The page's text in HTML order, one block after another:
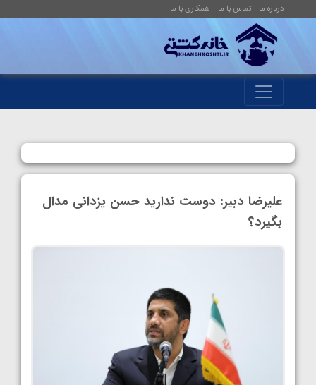
درباره ما تماس با ما همکاری با ما
علیرضا دبیر: دوست ندارید حسن یزدانی مدال
بگیرد؟